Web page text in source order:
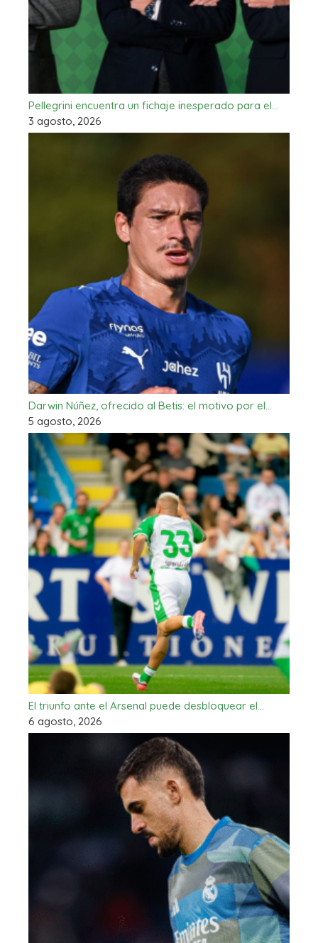
Pellegrini encuentra un fichaje inesperado para el…
3 agosto, 2026
Darwin Núñez, ofrecido al Betis: el motivo por el…
5 agosto, 2026
El triunfo ante el Arsenal puede desbloquear el…
6 agosto, 2026